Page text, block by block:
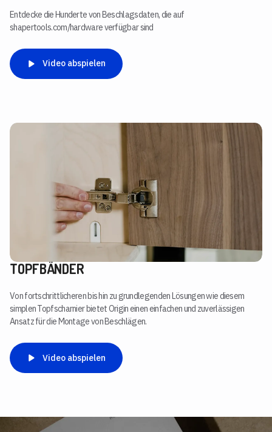
Entdecke die Hunderte von Beschlagsdaten, die auf
shapertools.com/hardware verfügbar sind
Video abspielen
TOPFBÄNDER
Von fortschrittlicheren bis hin zu grundlegenden Lösungen wie diesem
simplen Topfscharnier bietet Origin einen einfachen und zuverlässigen
Ansatz für die Montage von Beschlägen.
Video abspielen